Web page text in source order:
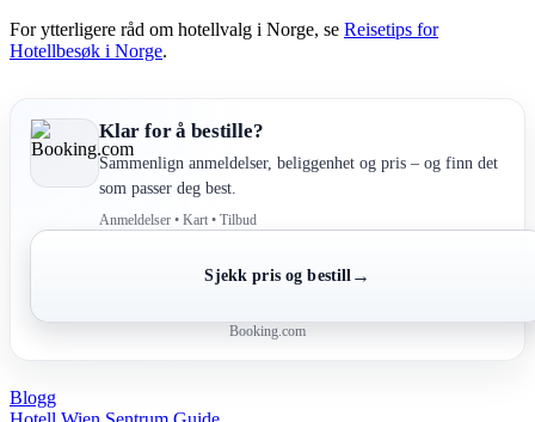
For ytterligere råd om hotellvalg i Norge, se Reisetips for
Hotellbesøk i Norge.
Klar for å bestille?
Sammenlign anmeldelser, beliggenhet og pris – og finn det
som passer deg best.
Anmeldelser • Kart • Tilbud
Sjekk pris og bestill →
Booking.com
Blogg